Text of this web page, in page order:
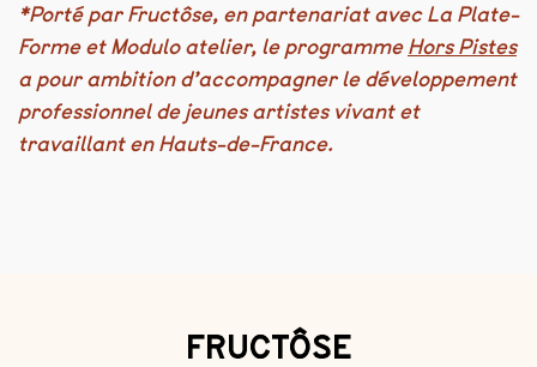
*Porté par Fructôse, en partenariat avec La Plate-
Forme et Modulo atelier, le programme Hors Pistes
a pour ambition d’accompagner le développement
professionnel de jeunes artistes vivant et
travaillant en Hauts-de-France.
FRUCTÔSE